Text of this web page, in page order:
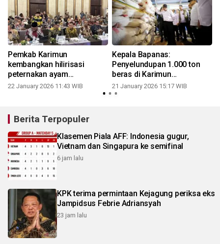
Pemkab Karimun
kembangkan hilirisasi
peternakan ayam
terintegrasi wujud
22 January 2026 11:43 WIB
Kepala Bapanas:
Penyelundupan 1.000 ton
beras di Karimun
pengkhianat bangsa
21 January 2026 15:17 WIB
Berita Terpopuler
Klasemen Piala AFF: Indonesia gugur,
Vietnam dan Singapura ke semifinal
6 jam lalu
KPK terima permintaan Kejagung periksa eks
Jampidsus Febrie Adriansyah
23 jam lalu